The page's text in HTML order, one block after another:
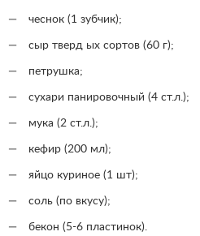
чеснок (1 зубчик);
сыр тверд ых сортов (60 г);
петрушка;
сухари панировочный (4 ст.л.);
мука (2 ст.л.);
кефир (200 мл);
яйцо куриное (1 шт);
соль (по вкусу);
бекон (5-6 пластинок).